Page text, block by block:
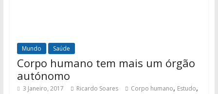
Mundo Saúde
Corpo humano tem mais um órgão
autónomo
3 Janeiro, 2017 Ricardo Soares Corpo humano, Estudo,